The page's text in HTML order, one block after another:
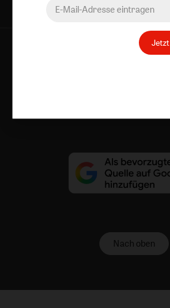
AGB und Widerrufsbelehrung
Nach oben